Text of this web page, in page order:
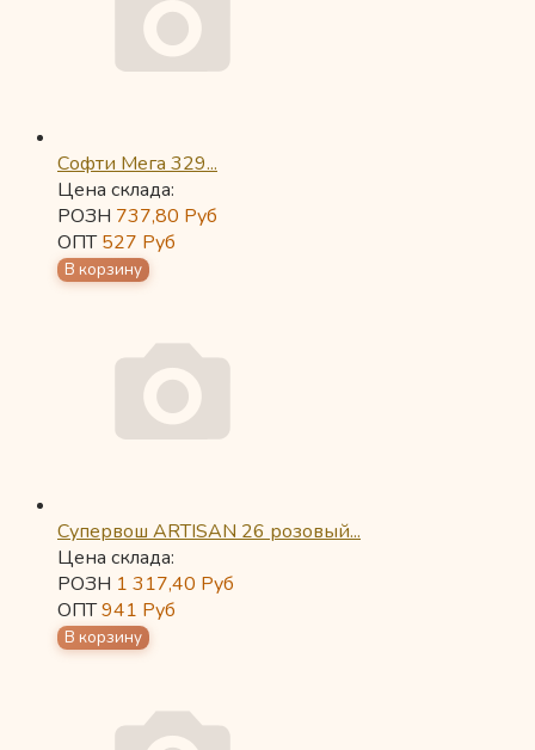
Софти Мега 329...
Цена склада:
РОЗН 737,80 Руб
ОПТ527 Руб
Супервош ARTISAN 26 розовый...
Цена склада:
РОЗН 1 317,40 Руб
ОПТ941 Руб